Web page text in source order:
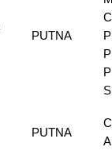
PUTNA
PUTNA